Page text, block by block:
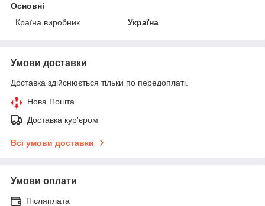
Основні
Країна виробник
Україна
Умови доставки
Доставка здійснюється тільки по передоплаті.
Нова Пошта
Доставка кур'єром
Всі умови доставки
Умови оплати
Післяплата